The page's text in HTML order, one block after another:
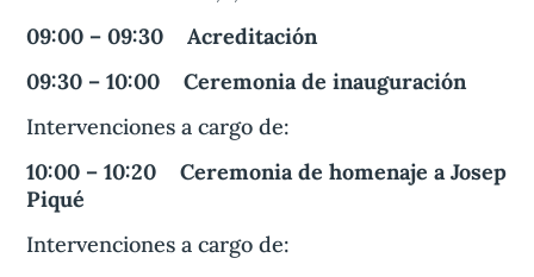
09:00 – 09:30 Acreditación
09:30 – 10:00 Ceremonia de inauguración
Intervenciones a cargo de:
10:00 – 10:20 Ceremonia de homenaje a Josep
Piqué
Intervenciones a cargo de: